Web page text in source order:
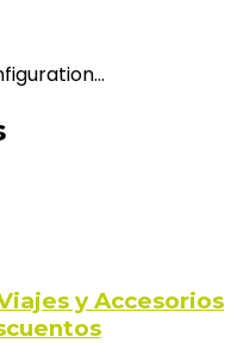
y Accesorios